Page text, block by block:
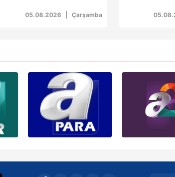
karşılama05.08.2026 Çarşamba